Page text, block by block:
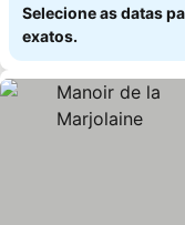
Selecione as datas
exatos.